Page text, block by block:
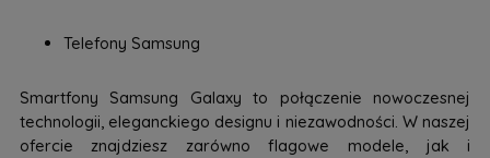
Telefony Samsung
Smartfony Samsung Galaxy to połączenie nowoczesnej
technologii, eleganckiego designu i niezawodności. W naszej
ofercie znajdziesz zarówno flagowe modele, jak i